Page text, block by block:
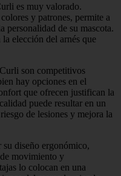
es muy valorado.
y patrones, permite a
personalidad de su mascota.
elección del arnés que
son competitivos
hay opciones en el
que ofrecen justifican la
puede resultar en un
de lesiones y mejora la
su diseño ergonómico,
movimiento y
lo colocan en una